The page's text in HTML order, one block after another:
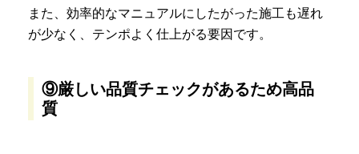
また、効率的なマニュアルにしたがった施工も遅れ
が少なく、テンポよく仕上がる要因です。
⑨厳しい品質チェックがあるため高品
質